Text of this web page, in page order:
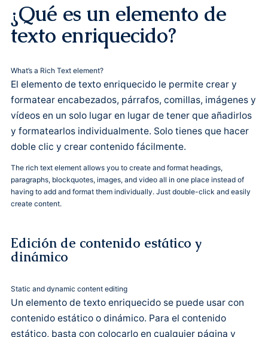
¿Qué es un elemento de
texto enriquecido?
What’s a Rich Text element?
El elemento de texto enriquecido le permite crear y
formatear encabezados, párrafos, comillas, imágenes y
vídeos en un solo lugar en lugar de tener que añadirlos
y formatearlos individualmente. Solo tienes que hacer
doble clic y crear contenido fácilmente.
The rich text element allows you to create and format headings,
paragraphs, blockquotes, images, and video all in one place instead of
having to add and format them individually. Just double-click and easily
create content.
Edición de contenido estático y
dinámico
Static and dynamic content editing
Un elemento de texto enriquecido se puede usar con
contenido estático o dinámico. Para el contenido
estático, basta con colocarlo en cualquier página y